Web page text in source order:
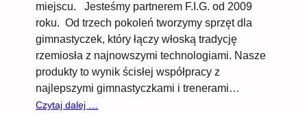
miejscu. Jesteśmy partnerem F.I.G. od 2009
roku. Od trzech pokoleń tworzymy sprzęt dla
gimnastyczek, który łączy włoską tradycję
rzemiosła z najnowszymi technologiami. Nasze
produkty to wynik ścisłej współpracy z
najlepszymi gimnastyczkami i trenerami…
Czytaj dalej …